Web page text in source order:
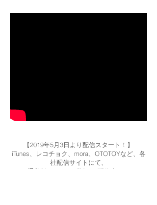
【2019年5月3日より配信スタート！】
iTunes、レコチョク、mora、OTOTOYなど、各
社配信サイトにて、
通常版・ハイレゾ版にて配信中！！